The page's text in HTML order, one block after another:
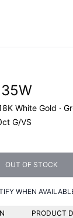
White Gold ·
G/VS
OUT OF STOCK
WHEN
PRODUCT